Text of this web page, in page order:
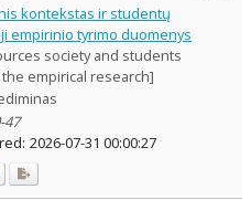
kontekstas ir studentų
empirinio tyrimo duomenys
society and students
empirical research]
47
2026-07-31 00:00:27